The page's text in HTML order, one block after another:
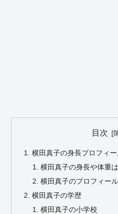
目次
横田真子の身長プロフィ
横田真子の身長や体重
横田真子のプロフィール
横田真子の学歴
横田真子の小学校